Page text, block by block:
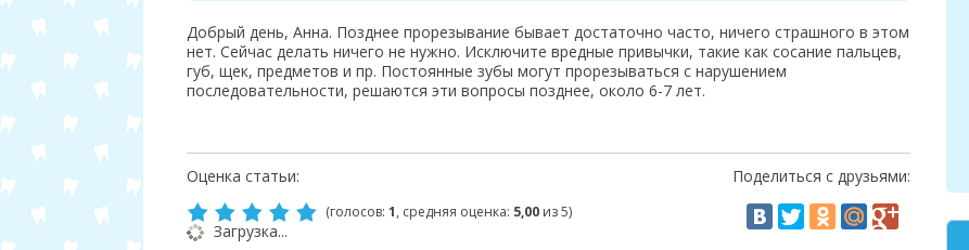
Добрый день, Анна. Позднее прорезывание бывает достаточно часто, ничего страшного в этом
нет. Сейчас делать ничего не нужно. Исключите вредные привычки, такие как сосание пальцев,
губ, щек, предметов и пр. Постоянные зубы могут прорезываться с нарушением
последовательности, решаются эти вопросы позднее, около 6-7 лет.
Оценка статьи:
(голосов: 1, средняя оценка: 5,00 из 5)
Загрузка...
Поделиться с друзьями: